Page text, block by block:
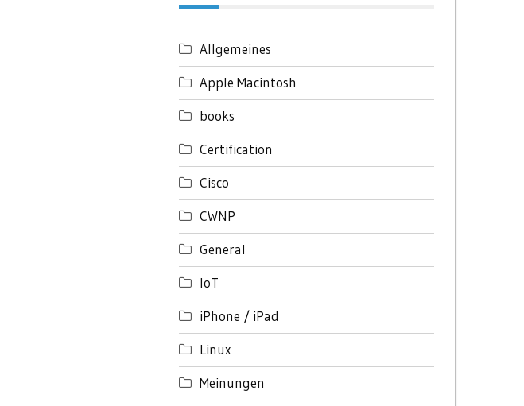
Allgemeines
Apple Macintosh
books
Certification
Cisco
CWNP
General
IoT
iPhone / iPad
Linux
Meinungen